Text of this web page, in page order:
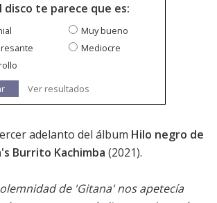
disco te parece que es:
Muy bueno
Mediocre
Ver resultados
adelanto del álbum Hilo negro de
Burrito Kachimba (2021).
de 'Gitana' nos apetecía